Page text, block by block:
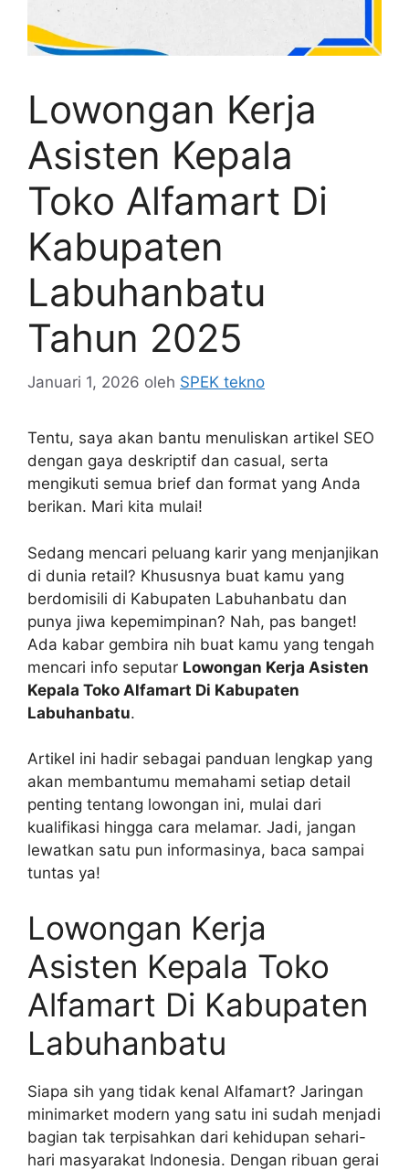
Lowongan Kerja
Asisten Kepala
Toko Alfamart Di
Kabupaten
Labuhanbatu
Tahun 2025
Januari 1, 2026 oleh SPEK tekno
Tentu, saya akan bantu menuliskan artikel SEO
dengan gaya deskriptif dan casual, serta
mengikuti semua brief dan format yang Anda
berikan. Mari kita mulai!
Sedang mencari peluang karir yang menjanjikan
di dunia retail? Khususnya buat kamu yang
berdomisili di Kabupaten Labuhanbatu dan
punya jiwa kepemimpinan? Nah, pas banget!
Ada kabar gembira nih buat kamu yang tengah
mencari info seputar Lowongan Kerja Asisten
Kepala Toko Alfamart Di Kabupaten
Labuhanbatu.
Artikel ini hadir sebagai panduan lengkap yang
akan membantumu memahami setiap detail
penting tentang lowongan ini, mulai dari
kualifikasi hingga cara melamar. Jadi, jangan
lewatkan satu pun informasinya, baca sampai
tuntas ya!
Lowongan Kerja
Asisten Kepala Toko
Alfamart Di Kabupaten
Labuhanbatu
Siapa sih yang tidak kenal Alfamart? Jaringan
minimarket modern yang satu ini sudah menjadi
bagian tak terpisahkan dari kehidupan sehari-
hari masyarakat Indonesia. Dengan ribuan gerai